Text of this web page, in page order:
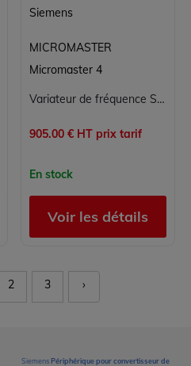
Siemens
MICROMASTER
Micromaster 4
Variateur de fréquence Siemens Micromaster 440 6SE6440-2UD24-0BA1 4 kW 380-480V triphasé
905.00 € HT prix tarif
En stock
Voir les détails
2 3 ›
SiemensPériphérique pour convertisseur de